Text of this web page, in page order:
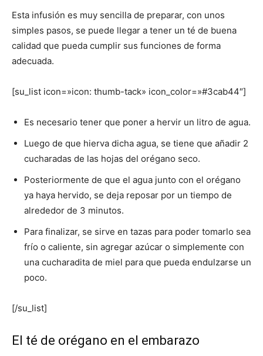
Esta infusión es muy sencilla de preparar, con unos
simples pasos, se puede llegar a tener un té de buena
calidad que pueda cumplir sus funciones de forma
adecuada.
[su_list icon=»icon: thumb-tack» icon_color=»#3cab44″]
Es necesario tener que poner a hervir un litro de agua.
Luego de que hierva dicha agua, se tiene que añadir 2
cucharadas de las hojas del orégano seco.
Posteriormente de que el agua junto con el orégano
ya haya hervido, se deja reposar por un tiempo de
alrededor de 3 minutos.
Para finalizar, se sirve en tazas para poder tomarlo sea
frío o caliente, sin agregar azúcar o simplemente con
una cucharadita de miel para que pueda endulzarse un
poco.
[/su_list]
El té de orégano en el embarazo